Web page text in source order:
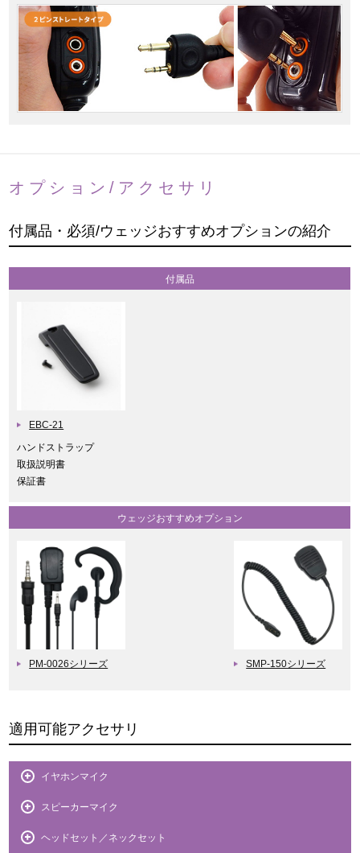
オプション/アクセサリ
付属品・必須/ウェッジおすすめオプションの紹介
付属品
EBC-21
ハンドストラップ
取扱説明書
保証書
ウェッジおすすめオプション
PM-0026シリーズ SMP-150シリーズ
適用可能アクセサリ
イヤホンマイク
スピーカーマイク
ヘッドセット／ネックセット